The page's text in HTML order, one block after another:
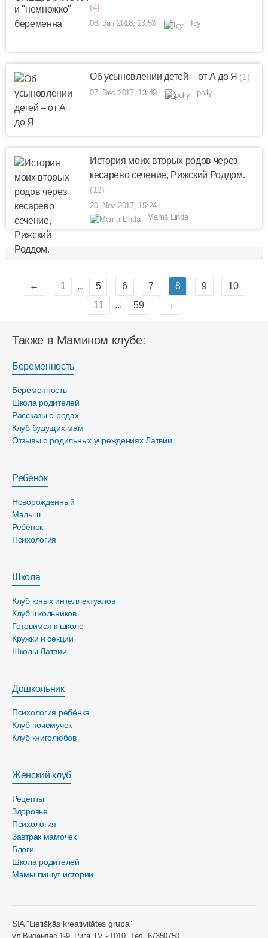
(4)
08. Jan 2018, 13:53 Icy
Об усыновлении детей – от А до Я (1)
07. Dec 2017, 13:49 polly
История моих вторых родов через
кесарево сечение, Рижский Роддом.
(12)
20. Nov 2017, 15:24
Mama Linda
← 1 ... 5 6 7 8 9
10
11
... 59 →
Также в Мамином клубе:
Беременность
Беременность
Школа родителей
Рассказы о родах
Клуб будущих мам
Отзывы о родильных учреждениях Латвии
Ребёнок
Новорожденный
Малыш
Ребёнок
Психология
Школа
Клуб юных интеллектуалов
Клуб школьников
Готовимся к школе
Кружки и секции
Школы Латвии
Дошкольник
Психология ребёнка
Клуб почемучек
Клуб книголюбов
Женский клуб
Рецепты
Здоровье
Психология
Завтрак мамочек
Блоги
Школа родителей
Мамы пишут истории
SIA "Lietišķās kreativitātes grupa"
ул.Виландес 1-9, Рига, LV - 1010, Tел. 67350750